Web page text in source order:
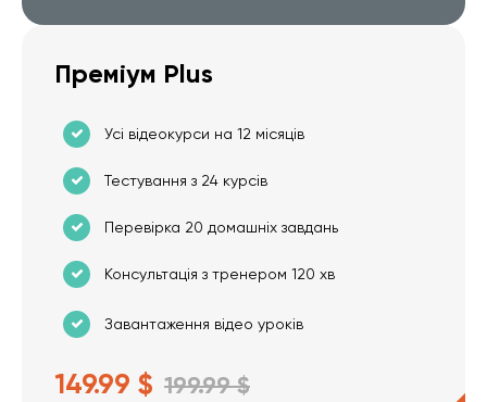
Преміум Plus
Усі відеокурси на 12 місяців
Тестування з 24 курсів
Перевірка 20 домашніх завдань
Консультація з тренером 120 хв
Завантаження відео уроків
149.99 $ 199.99 $